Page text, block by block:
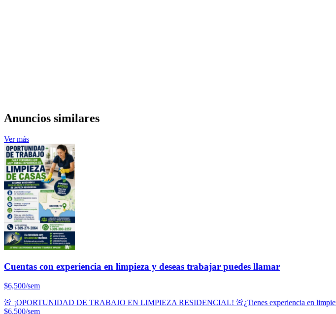
Anuncios similares
Ver más
Cuentas con experiencia en limpieza y deseas trabajar puedes llamar
$6,500/sem
🚨 ¡OPORTUNIDAD DE TRABAJO EN LIMPIEZA RESIDENCIAL! 🚨¿Tienes experiencia en
$6,500/sem